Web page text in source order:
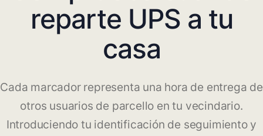
reparte UPS a tu
casa
Cada marcador representa una hora de entrega de
otros usuarios de parcello en tu vecindario.
Introduciendo tu identificación de seguimiento y